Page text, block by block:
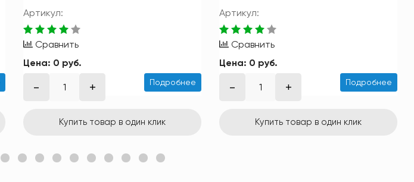
Артикул:
Сравнить
Цена: 0 руб.
Подробнее
Купить товар в один клик
Артикул:
Сравнить
Цена: 0 руб.
Подробнее
Купить товар в один клик